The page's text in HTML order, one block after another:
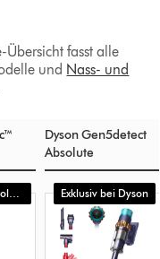
Übersicht fasst alle
und Nass- und
Dyson Gen5detect
Absolute
Neueste Technologie
Gen5detect
Absolute
Exklusiv bei Dyson